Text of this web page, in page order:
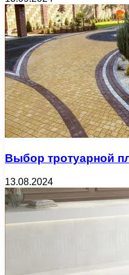
Выбор тротуарной
13.08.2024